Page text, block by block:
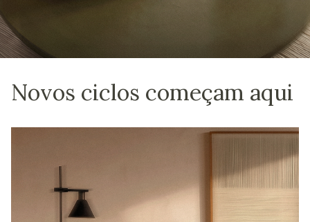
Novos ciclos começam aqui